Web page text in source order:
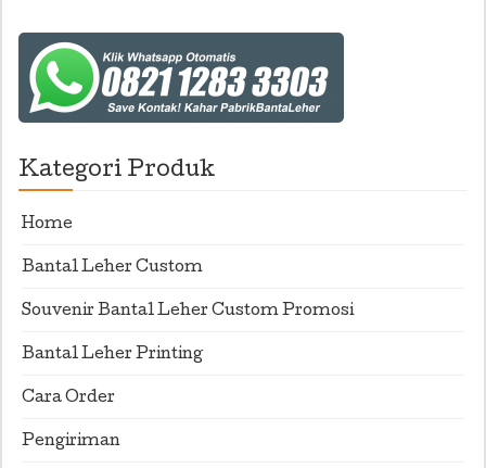
Kategori Produk
Home
Bantal Leher Custom
Souvenir Bantal Leher Custom Promosi
Bantal Leher Printing
Cara Order
Pengiriman